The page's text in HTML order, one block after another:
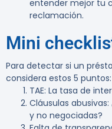
entender mejor tu
reclamación.
Mini
Para detectar si un
considera estos 5 puntos:
TAE: La tasa de
Cláusulas abusivas
y no negociadas?